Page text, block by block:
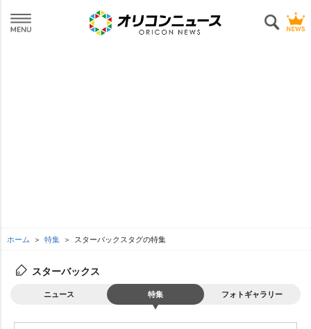
ホーム 特集 スターバックスタグの特集
スターバックス
ニュース 特集 フォトギャラリー